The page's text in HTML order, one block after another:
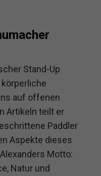
Stand-Up
körperliche
auf offenen
Artikeln teilt er
Paddler
Aspekte dieses
Motto:
Natur und